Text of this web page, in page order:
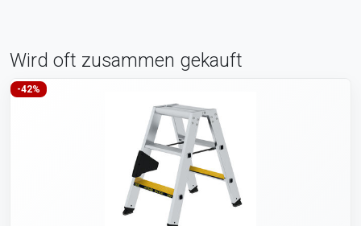
Wird oft zusammen gekauft
-42%